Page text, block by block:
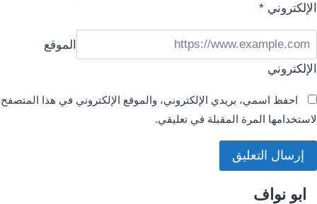
الإلكتروني *
الموقع
الإلكتروني
احفظ اسمي، بريدي الإلكتروني، والموقع الإلكتروني في هذا المتصفح
لاستخدامها المرة المقبلة في تعليقي.
ابو نواف